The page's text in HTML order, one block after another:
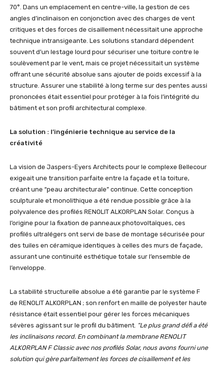
70°. Dans un emplacement en centre-ville, la gestion de ces
angles d’inclinaison en conjonction avec des charges de vent
critiques et des forces de cisaillement nécessitait une approche
technique intransigeante. Les solutions standard dépendent
souvent d’un lestage lourd pour sécuriser une toiture contre le
soulèvement par le vent, mais ce projet nécessitait un système
offrant une sécurité absolue sans ajouter de poids excessif à la
structure. Assurer une stabilité à long terme sur des pentes aussi
prononcées était essentiel pour protéger à la fois l’intégrité du
bâtiment et son profil architectural complexe.
La solution : l’ingénierie technique au service de la
créativité
La vision de Jaspers-Eyers Architects pour le complexe Bellecour
exigeait une transition parfaite entre la façade et la toiture,
créant une “peau architecturale” continue. Cette conception
sculpturale et monolithique a été rendue possible grâce à la
polyvalence des profilés RENOLIT ALKORPLAN Solar. Conçus à
l’origine pour la fixation de panneaux photovoltaïques, ces
profilés ultralégers ont servi de base de montage sécurisée pour
des tuiles en céramique identiques à celles des murs de façade,
assurant une continuité esthétique totale sur l’ensemble de
l’enveloppe.
La stabilité structurelle absolue a été garantie par le système F
de RENOLIT ALKORPLAN ; son renfort en maille de polyester haute
résistance était essentiel pour gérer les forces mécaniques
sévères agissant sur le profil du bâtiment. “Le plus grand défi a été
les inclinaisons record. En combinant la membrane RENOLIT
ALKORPLAN F Classic avec nos profilés Solar, nous avons fourni une
solution qui gère parfaitement les forces de cisaillement et les